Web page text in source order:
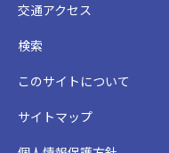
交通アクセス
検索
このサイトについて
サイトマップ